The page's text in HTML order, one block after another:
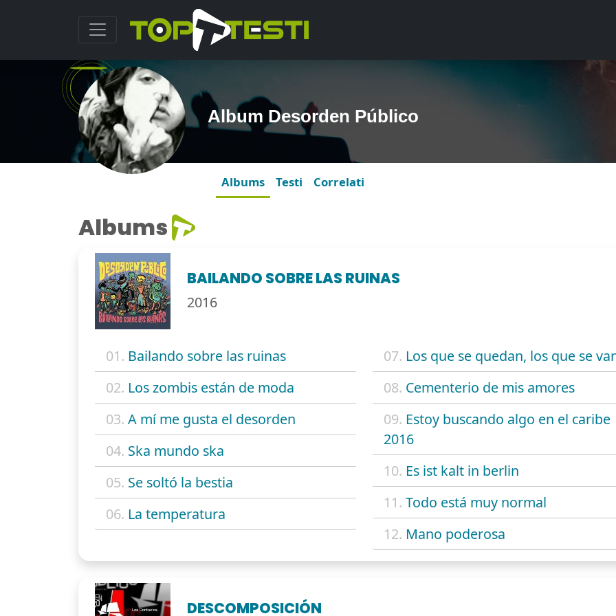
Album Desorden Público
Albums Testi Correlati
Albums
BAILANDO SOBRE LAS RUINAS
2016
01. Bailando sobre las ruinas
02. Los zombis están de moda
03. A mí me gusta el desorden
04. Ska mundo ska
05. Se soltó la bestia
06. La temperatura
07. Los que se quedan, los que se
08. Cementerio de mis amores
09. Estoy buscando algo en el caribe
2016
10. Es ist kalt in berlin
11. Todo está muy normal
12. Mano poderosa
DESCOMPOSICIÓN